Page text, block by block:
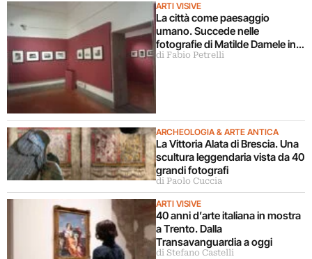
ARTI VISIVE
La città come paesaggio
umano. Succede nelle
fotografie di Matilde Damele in
mostra a Roma
di Fabio Petrelli
ARCHEOLOGIA & ARTE ANTICA
La Vittoria Alata di Brescia. Una
scultura leggendaria vista da 40
grandi fotografi
di Paolo Cuccia
ARTI VISIVE
40 anni d’arte italiana in mostra
a Trento. Dalla
Transavanguardia a oggi
di Stefano Castelli